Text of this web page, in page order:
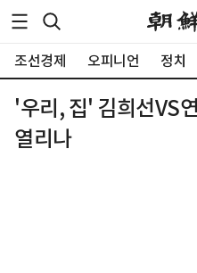
조선경제 오피니언 정치
'우리, 집' 김희선VS
열리나